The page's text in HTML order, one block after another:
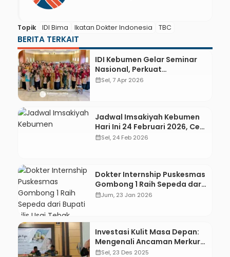
Topik IDI Bima Ikatan Dokter Indonesia TBC
BERITA TERKAIT
IDI Kebumen Gelar Seminar
Nasional, Perkuat
Kompetensi Dokter Tangani
calendar_monthSel, 7 Apr 2026
Jadwal Imsakiyah Kebumen
Hari Ini 24 Februari 2026, Cek
Jam Buka Puasa dan Tips
calendar_monthSel, 24 Feb 2026
Dokter Internship Puskesmas
Gombong 1 Raih Sepeda dari
Bupati Lilis Usai Tebak
calendar_monthJum, 23 Jan 2026
Investasi Kulit Masa Depan:
Mengenali Ancaman Merkuri
dan Pesona Bahan Organik
calendar_monthSel, 23 Des 2025